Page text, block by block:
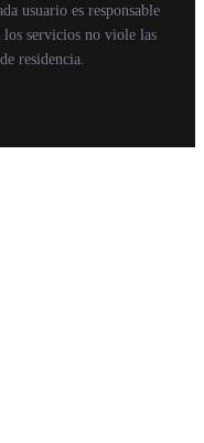
usuario es responsable
los servicios no viole las
residencia.